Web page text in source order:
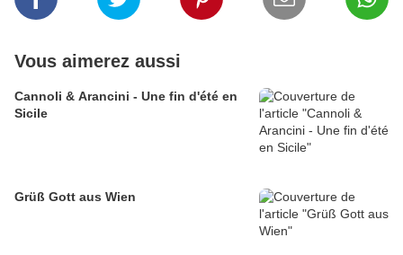
Vous aimerez aussi
Cannoli & Arancini - Une fin d'été en
Sicile
Grüß Gott aus Wien